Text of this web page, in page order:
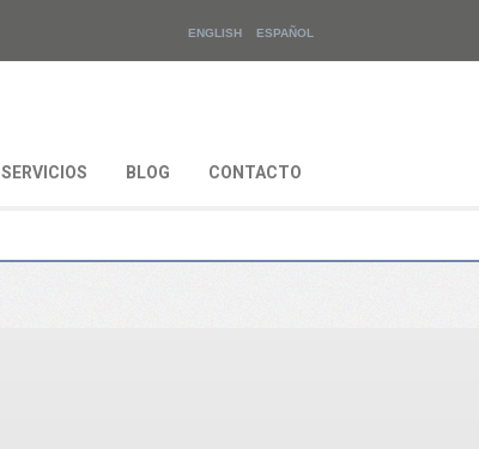
ENGLISH ESPAÑOL
SERVICIOS BLOG CONTACTO